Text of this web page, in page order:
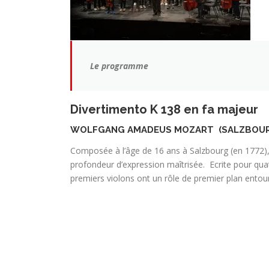
Le programme
Divertimento K 138 en fa majeur
WOLFGANG AMADEUS MOZART
Composée à l’âge de 16 ans à Salzbourg (en
profondeur d’expression maîtrisée. Ecrite pour
premiers violons ont un rôle de premier plan